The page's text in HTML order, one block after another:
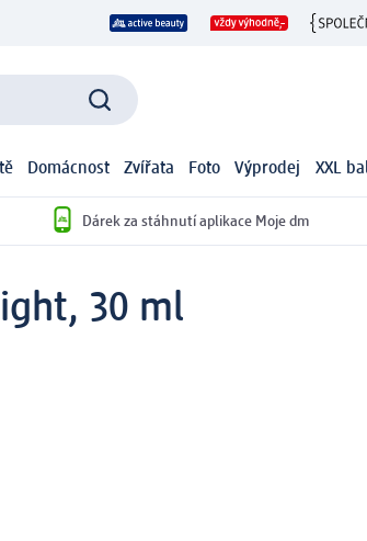
Domácnost Zvířata Foto Výprodej XXL
Dárek za stáhnutí aplikace Moje dm
30 ml